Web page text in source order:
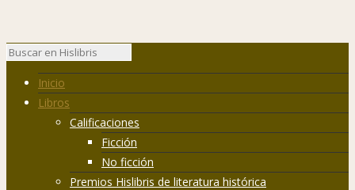
Inicio
Libros
Calificaciones
Ficción
No ficción
Premios Hislibris de literatura histórica